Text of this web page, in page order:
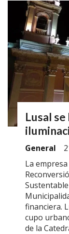
Lusal
General
La
financiera.
cupo
de la